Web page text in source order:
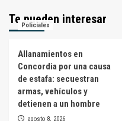
Te pueden interesar
Policiales
Allanamientos en
Concordia por una causa
de estafa: secuestran
armas, vehículos y
detienen a un hombre
agosto 8, 2026